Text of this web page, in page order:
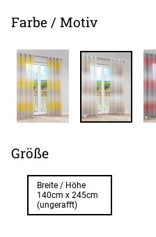
Farbe / Motiv
Größe
Breite / Höhe
140cm x 245cm
(ungerafft)